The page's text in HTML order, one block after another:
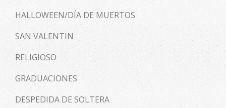
HALLOWEEN/DÍA DE MUERTOS
SAN VALENTIN
RELIGIOSO
GRADUACIONES
DESPEDIDA DE SOLTERA